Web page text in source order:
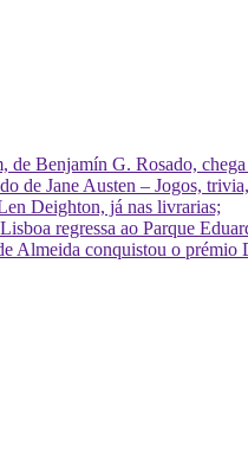
de Benjamín G. Rosado,
de Jane Austen – Jogos,
Deighton, já nas livrarias;
regressa ao Parque
Almeida conquistou o